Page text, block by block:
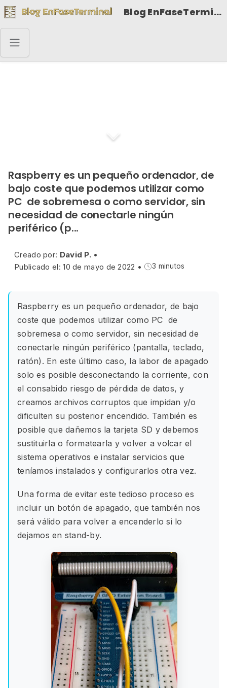
Blog EnFaseTerminal
Raspberry es un pequeño ordenador, de
bajo coste que podemos utilizar como
PC de sobremesa o como servidor, sin
necesidad de conectarle ningún
periférico (p...
Creado por: David P. •
Publicado el: 10 de mayo de 2022 • 3 minutos
Raspberry es un pequeño ordenador, de bajo
coste que podemos utilizar como PC de
sobremesa o como servidor, sin necesidad de
conectarle ningún periférico (pantalla, teclado,
ratón). En este último caso, la labor de apagado
solo es posible desconectando la corriente, con
el consabido riesgo de pérdida de datos, y
creamos archivos corruptos que impidan y/o
dificulten su posterior encendido. También es
posible que dañemos la tarjeta SD y debemos
sustituirla o formatearla y volver a volcar el
sistema operativos e instalar servicios que
teníamos instalados y configurarlos otra vez.
Una forma de evitar este tedioso proceso es
incluir un botón de apagado, que también nos
será válido para volver a encenderlo si lo
dejamos en stand-by.